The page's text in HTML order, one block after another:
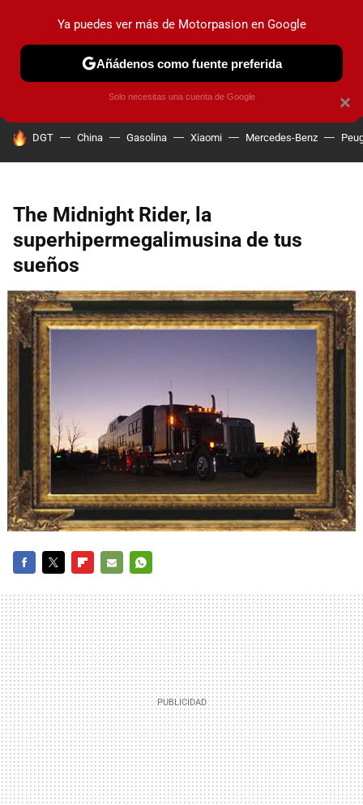
PRUEBAS COCHES ELÉCTRICOS OBSERVATORIO
HOY SE HABLA DE
DGT China Gasolina Xiaomi Mercedes-Benz
The Midnight Rider, la
superhipermegalimusina de tus
sueños
MAIL
×
Ya puedes ver más de Motorpasion en Google
Añádenos como fuente preferida
Solo necesitas una cuenta de Google